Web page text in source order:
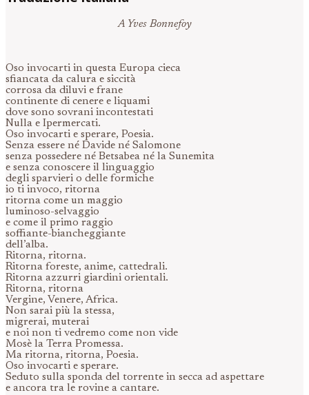
A Yves Bonnefoy
Oso invocarti in questa Europa cieca
sfiancata da calura e siccità
corrosa da diluvi e frane
continente di cenere e liquami
dove sono sovrani incontestati
Nulla e Ipermercati.
Oso invocarti e sperare, Poesia.
Senza essere né Davide né Salomone
senza possedere né Betsabea né la Sunemita
e senza conoscere il linguaggio
degli sparvieri o delle formiche
io ti invoco, ritorna
ritorna come un maggio
luminoso-selvaggio
e come il primo raggio
soffiante-biancheggiante
dell’alba.
Ritorna, ritorna.
Ritorna foreste, anime, cattedrali.
Ritorna azzurri giardini orientali.
Ritorna, ritorna
Vergine, Venere, Africa.
Non sarai più la stessa,
migrerai, muterai
e noi non ti vedremo come non vide
Mosè la Terra Promessa.
Ma ritorna, ritorna, Poesia.
Oso invocarti e sperare.
Seduto sulla sponda del torrente in secca ad aspettare
e ancora tra le rovine a cantare.